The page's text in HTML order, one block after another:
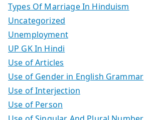
Types Of Marriage In Hinduism
Uncategorized
Unemployment
UP GK In Hindi
Use of Articles
Use of Gender in English Grammar
Use of Interjection
Use of Person